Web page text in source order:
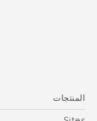
المنتجات
5G